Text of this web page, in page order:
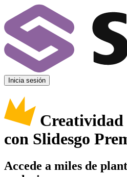
Inicia sesión
con Slidesgo
Accede a miles de